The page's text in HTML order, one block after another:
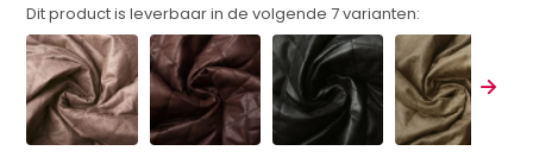
Dit product is leverbaar in de volgende7varianten: